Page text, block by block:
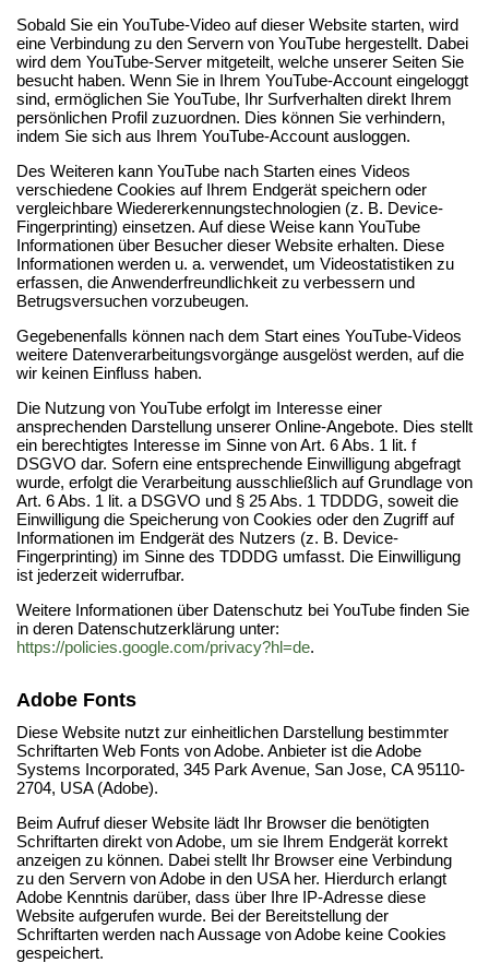
Sobald Sie ein YouTube-Video auf dieser Website starten, wird
eine Verbindung zu den Servern von YouTube hergestellt. Dabei
wird dem YouTube-Server mitgeteilt, welche unserer Seiten Sie
besucht haben. Wenn Sie in Ihrem YouTube-Account eingeloggt
sind, ermöglichen Sie YouTube, Ihr Surfverhalten direkt Ihrem
persönlichen Profil zuzuordnen. Dies können Sie verhindern,
indem Sie sich aus Ihrem YouTube-Account ausloggen.
Des Weiteren kann YouTube nach Starten eines Videos
verschiedene Cookies auf Ihrem Endgerät speichern oder
vergleichbare Wiedererkennungstechnologien (z. B. Device-
Fingerprinting) einsetzen. Auf diese Weise kann YouTube
Informationen über Besucher dieser Website erhalten. Diese
Informationen werden u. a. verwendet, um Videostatistiken zu
erfassen, die Anwenderfreundlichkeit zu verbessern und
Betrugsversuchen vorzubeugen.
Gegebenenfalls können nach dem Start eines YouTube-Videos
weitere Datenverarbeitungsvorgänge ausgelöst werden, auf die
wir keinen Einfluss haben.
Die Nutzung von YouTube erfolgt im Interesse einer
ansprechenden Darstellung unserer Online-Angebote. Dies stellt
ein berechtigtes Interesse im Sinne von Art. 6 Abs. 1 lit. f
DSGVO dar. Sofern eine entsprechende Einwilligung abgefragt
wurde, erfolgt die Verarbeitung ausschließlich auf Grundlage von
Art. 6 Abs. 1 lit. a DSGVO und § 25 Abs. 1 TDDDG, soweit die
Einwilligung die Speicherung von Cookies oder den Zugriff auf
Informationen im Endgerät des Nutzers (z. B. Device-
Fingerprinting) im Sinne des TDDDG umfasst. Die Einwilligung
ist jederzeit widerrufbar.
Weitere Informationen über Datenschutz bei YouTube finden Sie
in deren Datenschutzerklärung unter:
https://policies.google.com/privacy?hl=de.
Adobe Fonts
Diese Website nutzt zur einheitlichen Darstellung bestimmter
Schriftarten Web Fonts von Adobe. Anbieter ist die Adobe
Systems Incorporated, 345 Park Avenue, San Jose, CA 95110-
2704, USA (Adobe).
Beim Aufruf dieser Website lädt Ihr Browser die benötigten
Schriftarten direkt von Adobe, um sie Ihrem Endgerät korrekt
anzeigen zu können. Dabei stellt Ihr Browser eine Verbindung
zu den Servern von Adobe in den USA her. Hierdurch erlangt
Adobe Kenntnis darüber, dass über Ihre IP-Adresse diese
Website aufgerufen wurde. Bei der Bereitstellung der
Schriftarten werden nach Aussage von Adobe keine Cookies
gespeichert.